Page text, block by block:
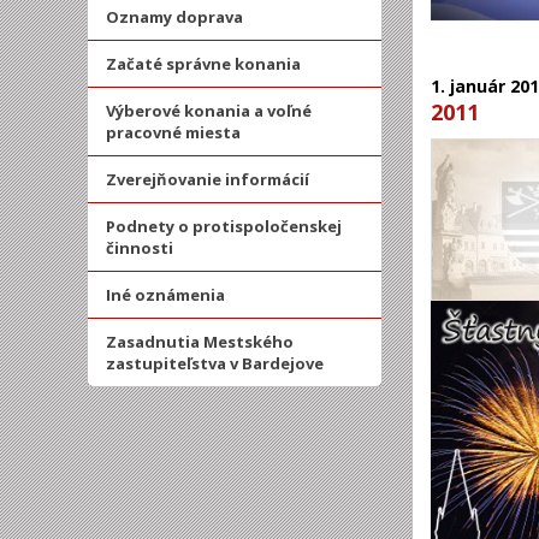
Oznamy doprava
Začaté správne konania
Výberové konania a voľné
pracovné miesta
Zverejňovanie informácií
Podnety o protispoločenskej
činnosti
Iné oznámenia
Zasadnutia Mestského
zastupiteľstva v Bardejove
1. január
2011